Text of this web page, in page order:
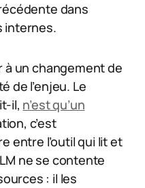
dans
internes.
à un changement de
de l’enjeu. Le
il, n’est qu’un
c’est
entre l’outil qui lit et
ne se contente
: il les